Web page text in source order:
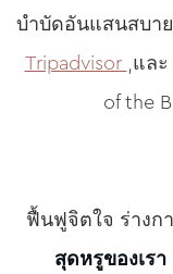
บำบัดอันแสนสบาย
Tripadvisor ,แล
of the
ฟื้นฟูจิตใจ ร่าง
สุดหรูของเรา